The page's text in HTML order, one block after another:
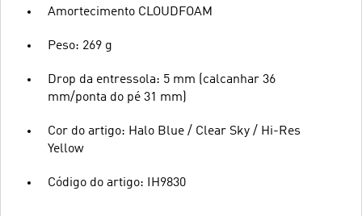
Amortecimento CLOUDFOAM
Peso: 269 g
Drop da entressola: 5 mm (calcanhar 36
mm/ponta do pé 31 mm)
Cor do artigo: Halo Blue / Clear Sky / Hi-Res
Yellow
Código do artigo: IH9830